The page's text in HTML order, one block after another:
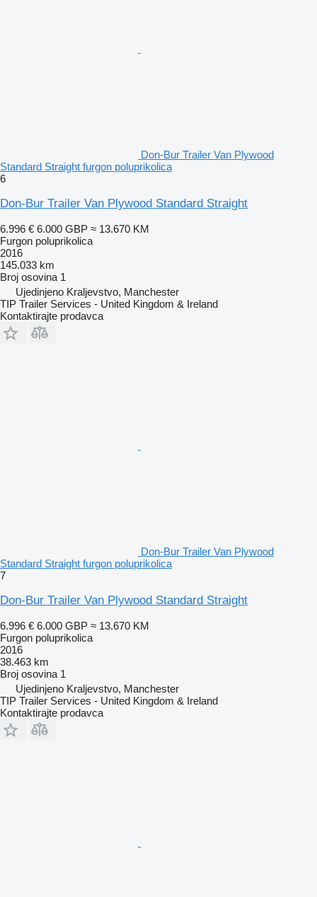
Don-Bur Trailer Van Plywood
Standard Straight furgon poluprikolica
6
Don-Bur Trailer Van Plywood Standard Straight
6.996 € 6.000 GBP ≈ 13.670 KM
Furgon poluprikolica
2016
145.033 km
Broj osovina 1
Ujedinjeno Kraljevstvo, Manchester
TIP Trailer Services - United Kingdom & Ireland
Kontaktirajte prodavca
Don-Bur Trailer Van Plywood
Standard Straight furgon poluprikolica
7
Don-Bur Trailer Van Plywood Standard Straight
6.996 € 6.000 GBP ≈ 13.670 KM
Furgon poluprikolica
2016
38.463 km
Broj osovina 1
Ujedinjeno Kraljevstvo, Manchester
TIP Trailer Services - United Kingdom & Ireland
Kontaktirajte prodavca